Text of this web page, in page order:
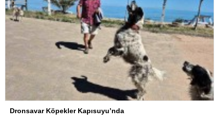
Dronsavar Köpekler Kapısuyu’nda